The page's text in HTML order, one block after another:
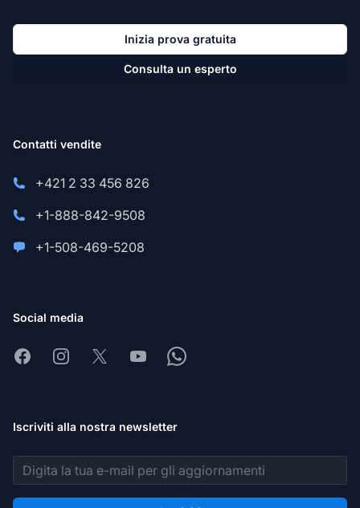
Inizia prova gratuita
Consulta un esperto
Contatti vendite
+421 2 33 456 826
+1-888-842-9508
+1-508-469-5208
Social media
FacebookInstagram
X YoutubeWhatsapp
Iscriviti alla nostra newsletter
Indirizzo email